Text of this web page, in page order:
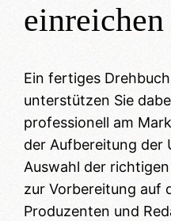
einreichen
Ein fertiges
unterstützen Sie
professionell am
der Aufbereitung der
Auswahl der
zur Vorbereitung auf
Produzenten und